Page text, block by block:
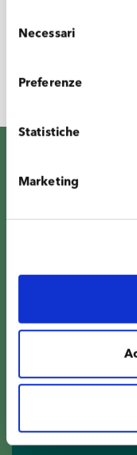
delNecessari
Preferenze
Statistiche
Marketing
Flora Toscana
Subscribe to
the processing of
subscription and
marketing